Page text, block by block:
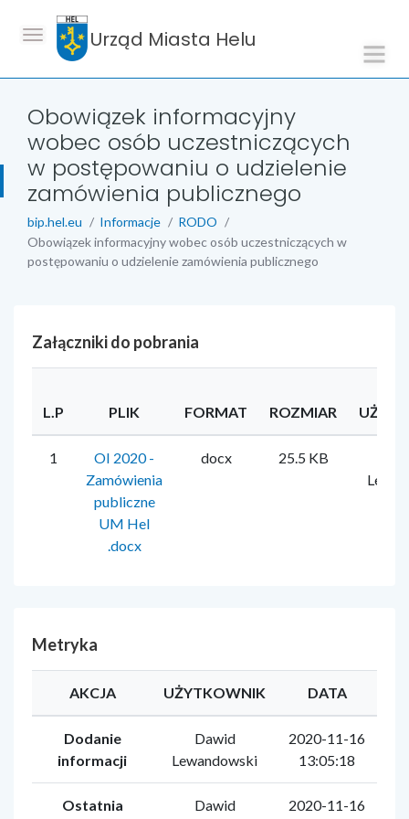
Urząd Miasta Helu
Obowiązek informacyjny
wobec osób uczestniczących
w postępowaniu o udzielenie
zamówienia publicznego
bip.hel.eu Informacje
RODO
Obowiązek informacyjny wobec osób uczestniczących w
postępowaniu o udzielenie zamówienia publicznego
Załączniki do pobrania
L.P PLIK FORMAT ROZMIAR
1
OI 2020 -
Zamówienia
publiczne
UM Hel
.docx
docx 25.5 KB
Metryka
AKCJA UŻYTKOWNIK DATA
Dodanie
informacji
Dawid
Lewandowski
2020-11-16
13:05:18
Ostatnia
Dawid
2020-11-16